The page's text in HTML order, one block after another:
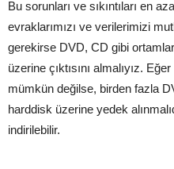
Bu sorunları ve sıkıntıları en
evraklarımızı ve verilerimizi
gerekirse DVD, CD gibi
üzerine çıktısını almalıyız.
mümkün değilse, birden fazla
harddisk üzerine yedek
indirilebilir.